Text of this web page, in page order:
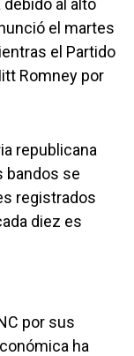
el martes
el Partido
Romney por
republicana
bandos se
registrados
diez es
por sus
ha